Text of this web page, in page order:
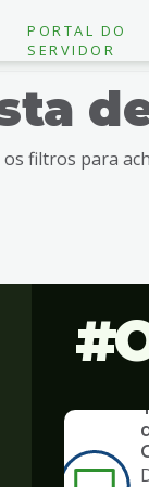
PORTAL DO
SERVIDOR
os filtros para